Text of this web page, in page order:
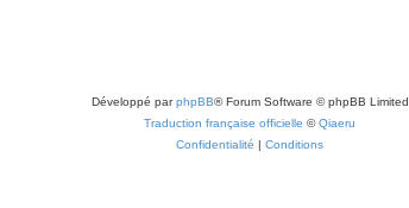
Développé parphpBB® Forum Software © phpBB Limited
Traduction française officielle ©Qiaeru
Confidentialité | Conditions